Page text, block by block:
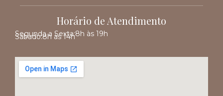
Horário de Atendimento
Segunda a Sexta:8h às 19h
Sábado:8h às 14h